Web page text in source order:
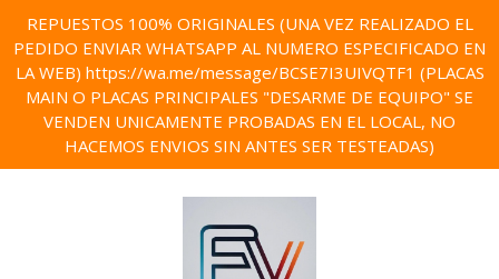
REPUESTOS 100% ORIGINALES (UNA VEZ REALIZADO EL
PEDIDO ENVIAR WHATSAPP AL NUMERO ESPECIFICADO EN
LA WEB) https://wa.me/message/BCSE7I3UIVQTF1 (PLACAS
MAIN O PLACAS PRINCIPALES "DESARME DE EQUIPO" SE
VENDEN UNICAMENTE PROBADAS EN EL LOCAL, NO
HACEMOS ENVIOS SIN ANTES SER TESTEADAS)